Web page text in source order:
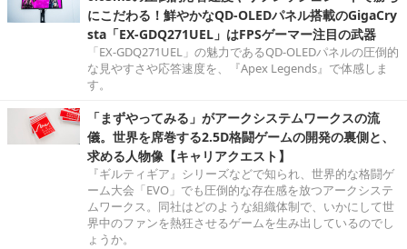
にこだわる！鮮やかなQD-OLEDパネル搭載のGigaCry
sta「EX-GDQ271UEL」はFPSゲーマー注目の武器
「EX-GDQ271UEL」の魅力であるQD-OLEDパネルの圧倒的
な見やすさや応答速度を、『Apex Legends』で体感しま
す。
「まずやってみる」がアークシステムワークスの流
儀。世界を席巻する2.5D格闘ゲームの開発の裏側と、
求める人物像【キャリアクエスト】
『ギルティギア』シリーズなどで知られ、世界的な格闘ゲ
ーム大会「EVO」でも圧倒的な存在感を放つアークシステ
ムワークス。同社はどのような組織体制で、いかにして世
界中のファンを熱狂させるゲームを生み出しているのでし
ょうか。